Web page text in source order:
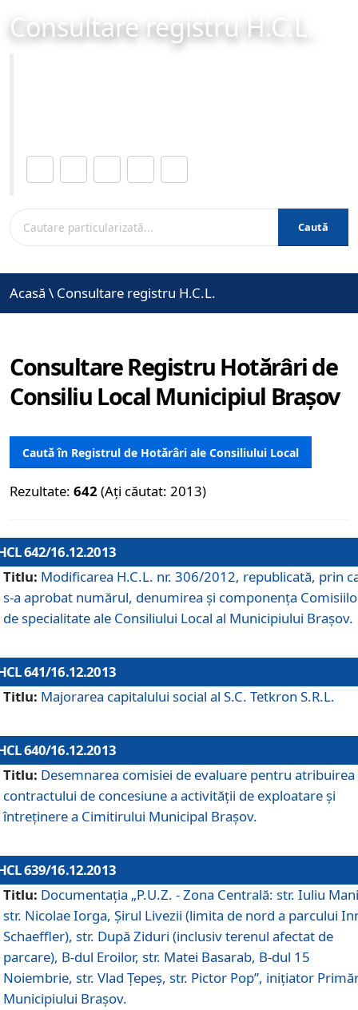
Consultare registru H.C.L.
Caută
Acasă \ Consultare registru H.C.L.
Consultare Registru Hotărâri de
Consiliu Local Municipiul Brașov
Caută în Registrul de Hotărâri ale Consiliului Local
Rezultate: 642 (Ați căutat: 2013)
642/16.12.2013
Titlu: Modificarea H.C.L. nr. 306/2012, republicată, prin
s-a aprobat numărul, denumirea şi componenţa
de specialitate ale Consiliului Local al Municipiului Braşov.
641/16.12.2013
Titlu: Majorarea capitalului social al S.C. Tetkron S.R.L.
640/16.12.2013
Titlu: Desemnarea comisiei de evaluare pentru atribuirea
contractului de concesiune a activităţii de exploatare şi
întreţinere a Cimitirului Municipal Braşov.
639/16.12.2013
Titlu: Documentaţia „P.U.Z. - Zona Centrală: str. Iuliu
str. Nicolae Iorga, Şirul Livezii (limita de nord a parcului
Schaeffler), str. După Ziduri (inclusiv terenul afectat de
parcare), B-dul Eroilor, str. Matei Basarab, B-dul 15
Noiembrie, str. Vlad Ţepeş, str. Pictor Pop”, iniţiator
Municipiului Braşov.